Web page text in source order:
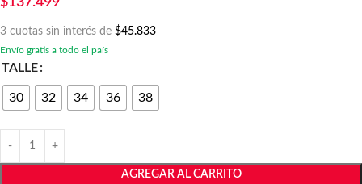
3 cuotas sin interés de $45.833
Envío gratis a todo el país
TALLE
30 32 34 36 38
AGREGAR AL CARRITO